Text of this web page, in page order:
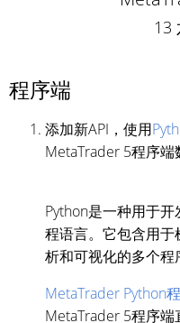
13
程序端
添加新API，使用
MetaTrader 5程序端
Python是一种用于
程语言。它包含用
析和可视化的多个程
MetaTrader Python
MetaTrader 5程序